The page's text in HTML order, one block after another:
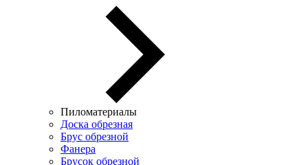
Пиломатериалы
Доска обрезная
Брус обрезной
Фанера
Брусок обрезной